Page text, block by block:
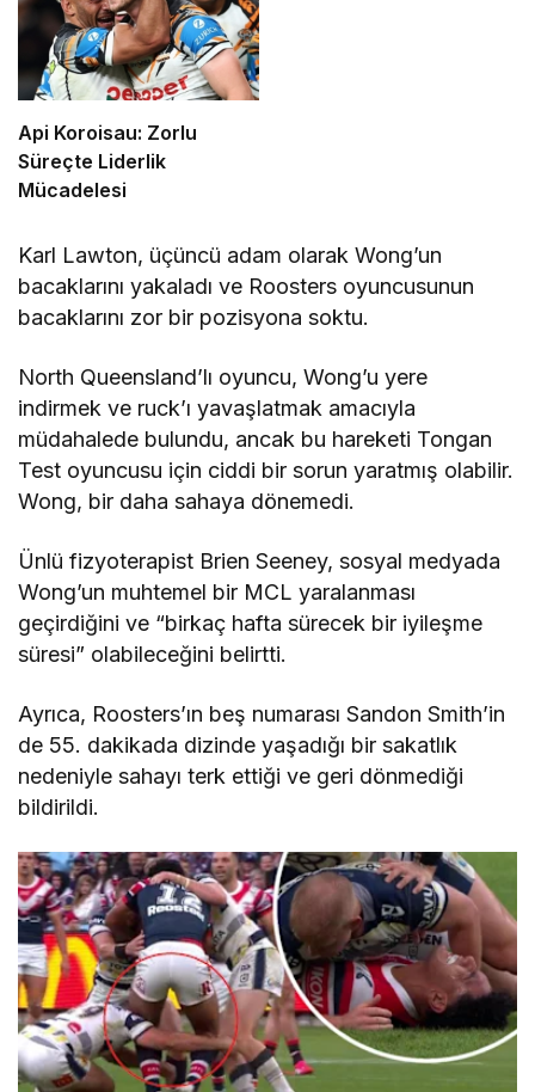
Api Koroisau: Zorlu
Süreçte Liderlik
Mücadelesi
Karl Lawton, üçüncü adam olarak Wong’un
bacaklarını yakaladı ve Roosters oyuncusunun
bacaklarını zor bir pozisyona soktu.
North Queensland’lı oyuncu, Wong’u yere
indirmek ve ruck’ı yavaşlatmak amacıyla
müdahalede bulundu, ancak bu hareketi Tongan
Test oyuncusu için ciddi bir sorun yaratmış olabilir.
Wong, bir daha sahaya dönemedi.
Ünlü fizyoterapist Brien Seeney, sosyal medyada
Wong’un muhtemel bir MCL yaralanması
geçirdiğini ve “birkaç hafta sürecek bir iyileşme
süresi” olabileceğini belirtti.
Ayrıca, Roosters’ın beş numarası Sandon Smith’in
de 55. dakikada dizinde yaşadığı bir sakatlık
nedeniyle sahayı terk ettiği ve geri dönmediği
bildirildi.